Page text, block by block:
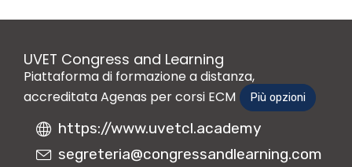
UVET Congress and Learning
Piattaforma di formazione a distanza,
accreditata Agenas per corsi ECM
Più opzioni
https://www.uvetcl.academy
segreteria@congressandlearning.com